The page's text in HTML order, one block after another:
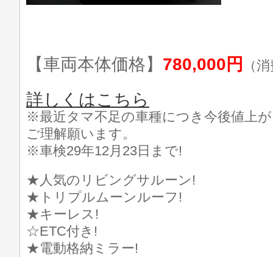
【車両本体価格】 780,000円 （
詳しくはこちら
※最近タマ不足の車種につき今後値上
ご理解願います。
※車検29年12月23日まで!
★人気のリビングサルーン!
★トリプルムーンルーフ!
★キーレス!
☆ETC付き!
★電動格納ミラー!